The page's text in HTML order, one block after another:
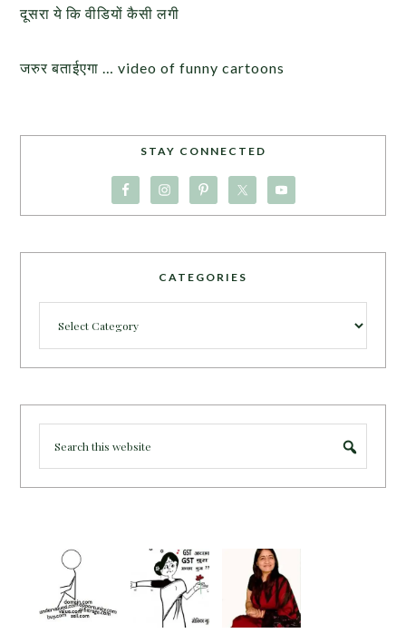
दूसरा ये कि वीडियों कैसी लगी
जरुर बताईएगा … video of funny cartoons
STAY CONNECTED
CATEGORIES